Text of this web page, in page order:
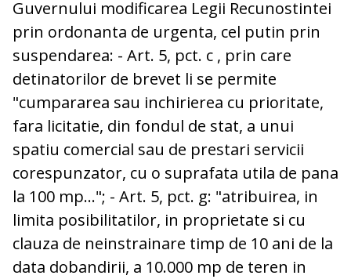
Guvernului modificarea Legii Recunostintei
prin ordonanta de urgenta, cel putin prin
suspendarea: - Art. 5, pct. c , prin care
detinatorilor de brevet li se permite
"cumpararea sau inchirierea cu prioritate,
fara licitatie, din fondul de stat, a unui
spatiu comercial sau de prestari servicii
corespunzator, cu o suprafata utila de pana
la 100 mp..."; - Art. 5, pct. g: "atribuirea, in
limita posibilitatilor, in proprietate si cu
clauza de neinstrainare timp de 10 ani de la
data dobandirii, a 10.000 mp de teren in